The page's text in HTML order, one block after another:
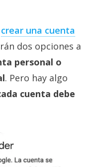
crear una cuenta
dos opciones a
personal o
. Pero hay algo
cuenta debe